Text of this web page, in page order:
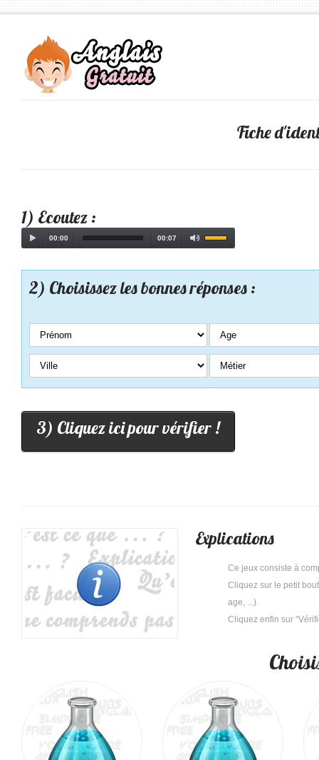
Fiche
1) Ecoutez :
00:00 00:07
2) Choisissez les bonnes réponses :
3) Cliquez ici pour vérifier !
Explications
Ce jeux consiste à
Cliquez sur le petit
age, ...).
Cliquez enfin sur